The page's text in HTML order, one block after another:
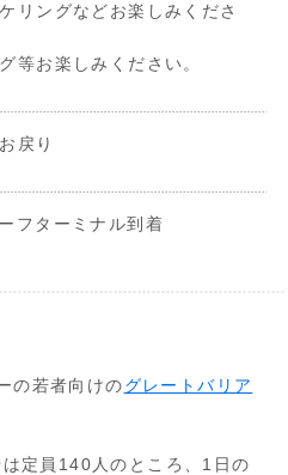
リングなどお楽しみくださ
等お楽しみください。
戻り
フターミナル到着
の若者向けのグレートバリア
定員140人のところ、1日の